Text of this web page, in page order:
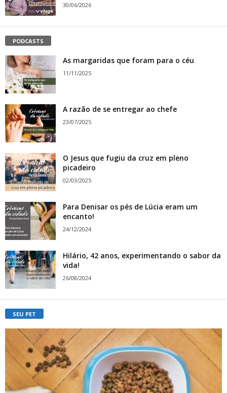
30/06/2026
PODCASTS
As margaridas que foram para o céu
11/11/2025
A razão de se entregar ao chefe
23/07/2025
O Jesus que fugiu da cruz em pleno
picadeiro
02/03/2025
Para Denisar os pés de Lúcia eram um
encanto!
24/12/2024
Hilário, 42 anos, experimentando o sabor da
vida!
26/08/2024
SEU PET